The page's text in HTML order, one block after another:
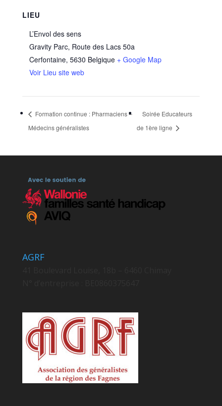
LIEU
L’Envol des sens
Gravity Parc, Route des Lacs 50a
Cerfontaine, 5630 Belgique + Google Map
Voir Lieu site web
Formation continue : Pharmaciens –
Médecins généralistes
Soirée Educateurs
de 1ère ligne
AGRF